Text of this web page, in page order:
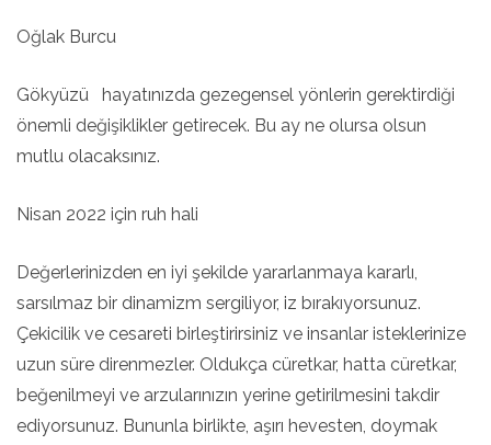
Oğlak Burcu
Gökyüzü hayatınızda gezegensel yönlerin gerektirdiği
önemli değişiklikler getirecek. Bu ay ne olursa olsun
mutlu olacaksınız.
Nisan 2022 için ruh hali
Değerlerinizden en iyi şekilde yararlanmaya kararlı,
sarsılmaz bir dinamizm sergiliyor, iz bırakıyorsunuz.
Çekicilik ve cesareti birleştirirsiniz ve insanlar isteklerinize
uzun süre direnmezler. Oldukça cüretkar, hatta cüretkar,
beğenilmeyi ve arzularınızın yerine getirilmesini takdir
ediyorsunuz. Bununla birlikte, aşırı hevesten, doymak